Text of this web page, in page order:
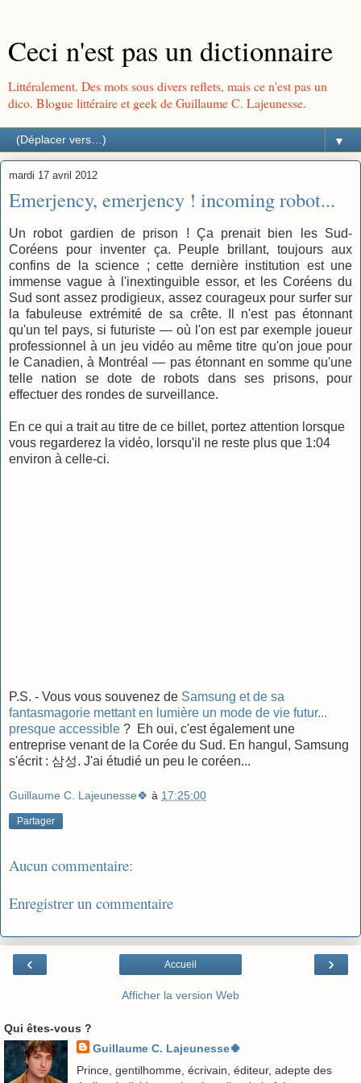
Ceci n'est pas un dictionnaire
Littéralement. Des mots sous divers reflets, mais ce n'est pas un
dico. Blogue littéraire et geek de Guillaume C. Lajeunesse.
▼
mardi 17 avril 2012
Emerjency, emerjency ! incoming robot...
Un robot gardien de prison ! Ça prenait bien les Sud-
Coréens pour inventer ça. Peuple brillant, toujours aux
confins de la science ; cette dernière institution est une
immense vague à l'inextinguible essor, et les Coréens du
Sud sont assez prodigieux, assez courageux pour surfer sur
la fabuleuse extrémité de sa crête. Il n'est pas étonnant
qu'un tel pays, si futuriste — où l'on est par exemple joueur
professionnel à un jeu vidéo au même titre qu'on joue pour
le Canadien, à Montréal — pas étonnant en somme qu'une
telle nation se dote de robots dans ses prisons, pour
effectuer des rondes de surveillance.
En ce qui a trait au titre de ce billet, portez attention lorsque
vous regarderez la vidéo, lorsqu'il ne reste plus que 1:04
environ à celle-ci.
P.S. - Vous vous souvenez de Samsung et de sa
fantasmagorie mettant en lumière un mode de vie futur...
presque accessible ? Eh oui, c'est également une
entreprise venant de la Corée du Sud. En hangul, Samsung
s'écrit : 삼성. J'ai étudié un peu le coréen...
Guillaume C. Lajeunesse🍀 à 17:25:00
Partager
Aucun commentaire:
Enregistrer un commentaire
‹ ›
Accueil
Afficher la version Web
Qui êtes-vous ?
Guillaume C. Lajeunesse🍀
Prince, gentilhomme, écrivain, éditeur, adepte des